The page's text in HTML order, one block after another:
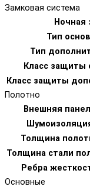
Замковая система
Ночная
Тип
Тип
Класс защиты
Класс защиты
Полотно
Внешняя
Толщина
Толщина стали
Ребра
Основные